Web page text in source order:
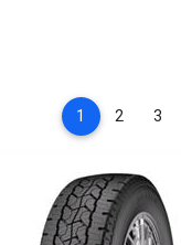
1 (current)
2 3